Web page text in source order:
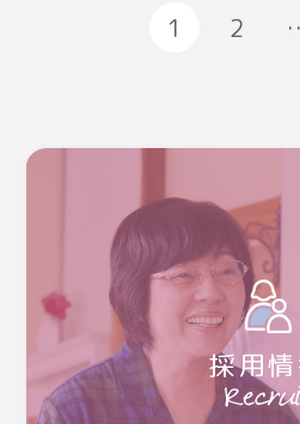
1 2
採用